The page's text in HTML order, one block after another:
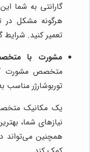
گارانتی به شما
هرگونه مشکل در
تعمیر کنید. شرایط
مشورت با
متخصص مشورت
توربوشارژر
یک مکانیک
نیازهای شما،
همچنین می‌تواند